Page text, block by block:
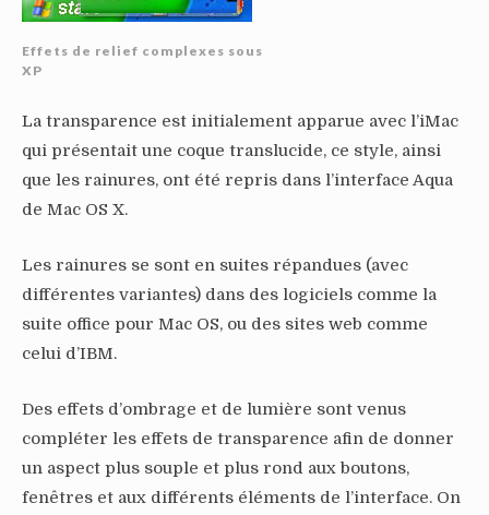
Effets de relief complexes sous
XP
La transparence est initialement apparue avec l’iMac
qui présentait une coque translucide, ce style, ainsi
que les rainures, ont été repris dans l’interface Aqua
de Mac OS X.
Les rainures se sont en suites répandues (avec
différentes variantes) dans des logiciels comme la
suite office pour Mac OS, ou des sites web comme
celui d’IBM.
Des effets d’ombrage et de lumière sont venus
compléter les effets de transparence afin de donner
un aspect plus souple et plus rond aux boutons,
fenêtres et aux différents éléments de l’interface. On